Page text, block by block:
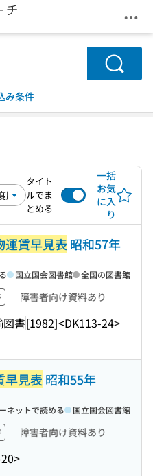
メ
検索
み条件
タイト
ルでま
とめる
一括
お気
に入
り
運賃早見表 昭和57年
障害者向け資料あり
書[1982]<DK113-24>
国立国会図書館 全国の図書館
早見表 昭和55年
障害者向け資料あり
ネットで読める 国立国会図書館